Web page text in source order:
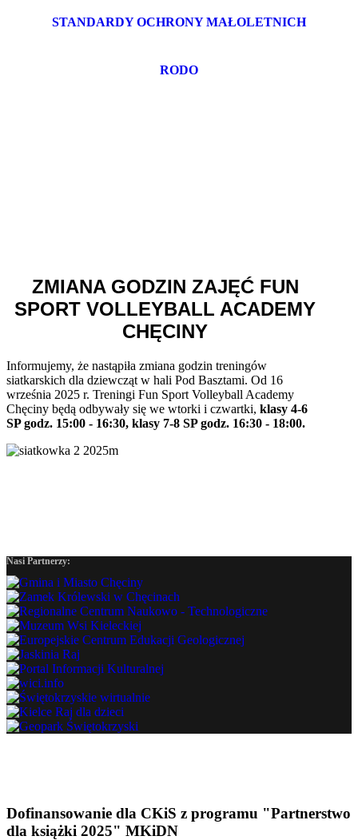
STANDARDY OCHRONY MAŁOLETNICH
RODO
ZMIANA GODZIN ZAJĘĆ FUN
SPORT VOLLEYBALL ACADEMY
CHĘCINY
Informujemy, że nastąpiła zmiana godzin treningów
siatkarskich dla dziewcząt w hali Pod Basztami. Od 16
września 2025 r. Treningi Fun Sport Volleyball Academy
Chęciny będą odbywały się we wtorki i czwartki, klasy 4-6
SP godz. 15:00 - 16:30, klasy 7-8 SP godz. 16:30 - 18:00.
Nasi Partnerzy:
Dofinansowanie dla CKiS z programu "Partnerstwo
dla książki 2025" MKiDN